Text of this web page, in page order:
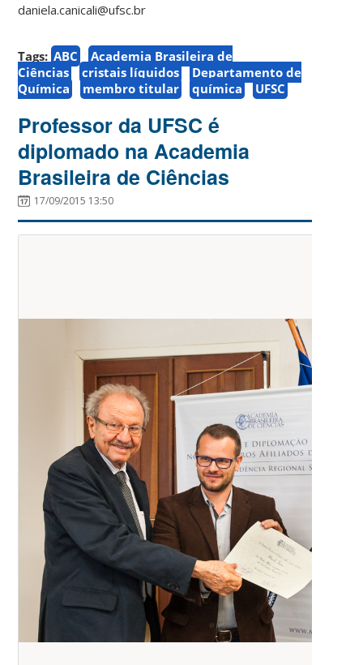
daniela.canicali@ufsc.br
Tags: ABC
Academia Brasileira de
Ciências
cristais líquidos
Departamento de
Química
membro titular química UFSC
Professor da UFSC é
diplomado na Academia
Brasileira de Ciências
17/09/2015 13:50